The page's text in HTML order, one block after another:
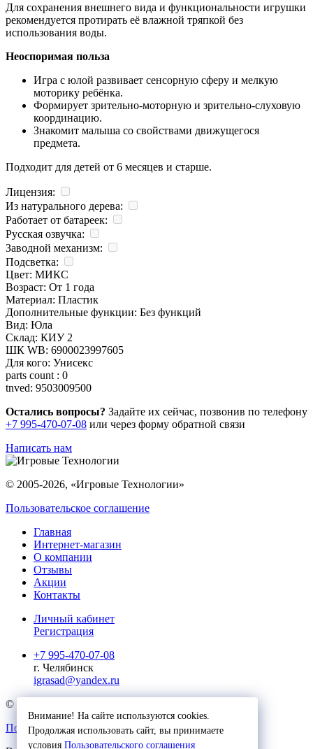
Для сохранения внешнего вида и функциональности игрушки
рекомендуется протирать её влажной тряпкой без
использования воды.
Неоспоримая польза
Игра с юлой развивает сенсорную сферу и мелкую
моторику ребёнка.
Формирует зрительно-моторную и зрительно-слуховую
координацию.
Знакомит малыша со свойствами движущегося
предмета.
Подходит для детей от 6 месяцев и старше.
Лицензия:
Из натурального дерева:
Работает от батареек:
Русская озвучка:
Заводной механизм:
Подсветка:
Цвет: МИКС
Возраст: От 1 года
Материал: Пластик
Дополнительные функции: Без функций
Вид: Юла
Склад: КИУ 2
ШК WB: 6900023997605
Для кого: Унисекс
parts count : 0
tnved: 9503009500
Внимание! На сайте используются cookies.
Продолжая использовать сайт, вы принимаете
условия Пользовательского соглашения
Остались вопросы? Задайте их сейчас, позвонив по телефону
+7 995-470-07-08 или через форму обратной связи
Написать нам
© 2005-2026, «Игровые Технологии»
Пользовательское соглашение
Главная
Интернет-магазин
О компании
Отзывы
Акции
Контакты
Личный кабинет
Регистрация
+7 995-470-07-08
г. Челябинск
igrasad@yandex.ru
© 2023, Игровые Технологии
Пользовательское соглашение